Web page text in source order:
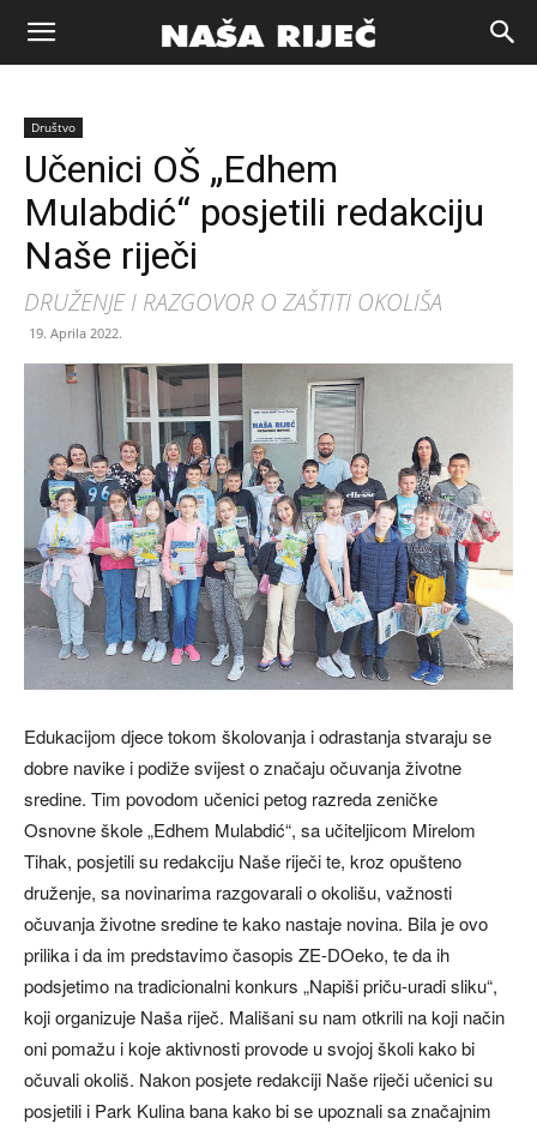
Naša
riječ
Zenica
Društvo
Učenici OŠ „Edhem
Mulabdić“ posjetili redakciju
Naše riječi
DRUŽENJE I RAZGOVOR O ZAŠTITI OKOLIŠA
19. Aprila 2022.
Edukacijom djece tokom školovanja i odrastanja stvaraju se
dobre navike i podiže svijest o značaju očuvanja životne
sredine. Tim povodom učenici petog razreda zeničke
Osnovne škole „Edhem Mulabdić“, sa učiteljicom Mirelom
Tihak, posjetili su redakciju Naše riječi te, kroz opušteno
druženje, sa novinarima razgovarali o okolišu, važnosti
očuvanja životne sredine te kako nastaje novina. Bila je ovo
prilika i da im predstavimo časopis ZE-DOeko, te da ih
podsjetimo na tradicionalni konkurs „Napiši priču-uradi sliku“,
koji organizuje Naša riječ. Mališani su nam otkrili na koji način
oni pomažu i koje aktivnosti provode u svojoj školi kako bi
očuvali okoliš. Nakon posjete redakciji Naše riječi učenici su
posjetili i Park Kulina bana kako bi se upoznali sa značajnim